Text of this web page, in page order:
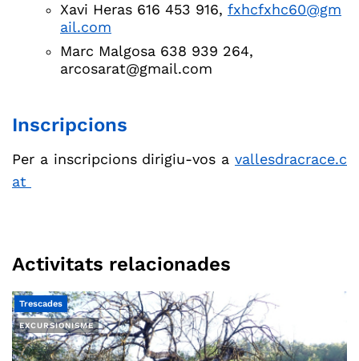
Xavi Heras 616 453 916, fxhcfxhc60@gm
ail.com
Marc Malgosa 638 939 264,
arcosarat@gmail.com
Inscripcions
Per a inscripcions dirigiu-vos a vallesdracrace.c
at
Activitats relacionades
EXCURSIONISME
Trescades